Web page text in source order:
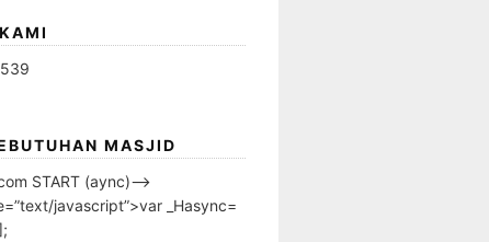
MASJID
START (aync)–>
javascript”>var _Hasync=